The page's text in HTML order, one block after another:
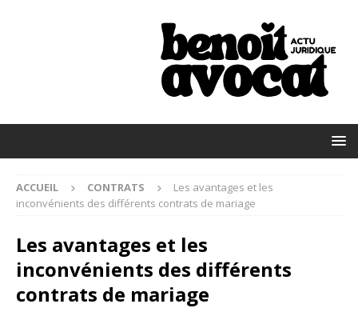
ACCUEIL CONTRATS
Les avantages et les
inconvénients des différents contrats de mariage
Les avantages et les
inconvénients des différents
contrats de mariage